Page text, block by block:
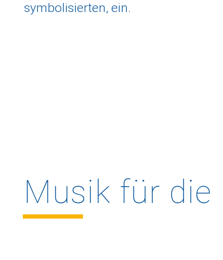
symbolisierten, ein.
Musik für die